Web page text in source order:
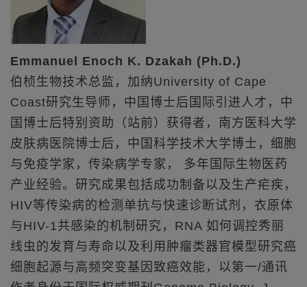
Emmanuel Enoch K. Dzakah (Ph.D.)
伯桢生物技术总监，加纳University of Cape
Coast研究生导师，中国博士后国际引进人才，中
国博士后特别资助（站前）获得者，南方医科大学
皮肤病医院博士后，中国科学技术大学博士，细胞
与免疫学家，传染病学专家， 多年国际生物医药
产业经验。研究成果包括成功制备以及生产疟疾，
HIV等传染病的检测单抗与快速诊断试剂，衣原体
与HIV-1共感染的机制研究，RNA 如何调控秀丽
线虫的发育与寿命以及利用肿瘤类器官模型研究癌
细胞起源与高频突变基因致癌效能，以第一/通讯